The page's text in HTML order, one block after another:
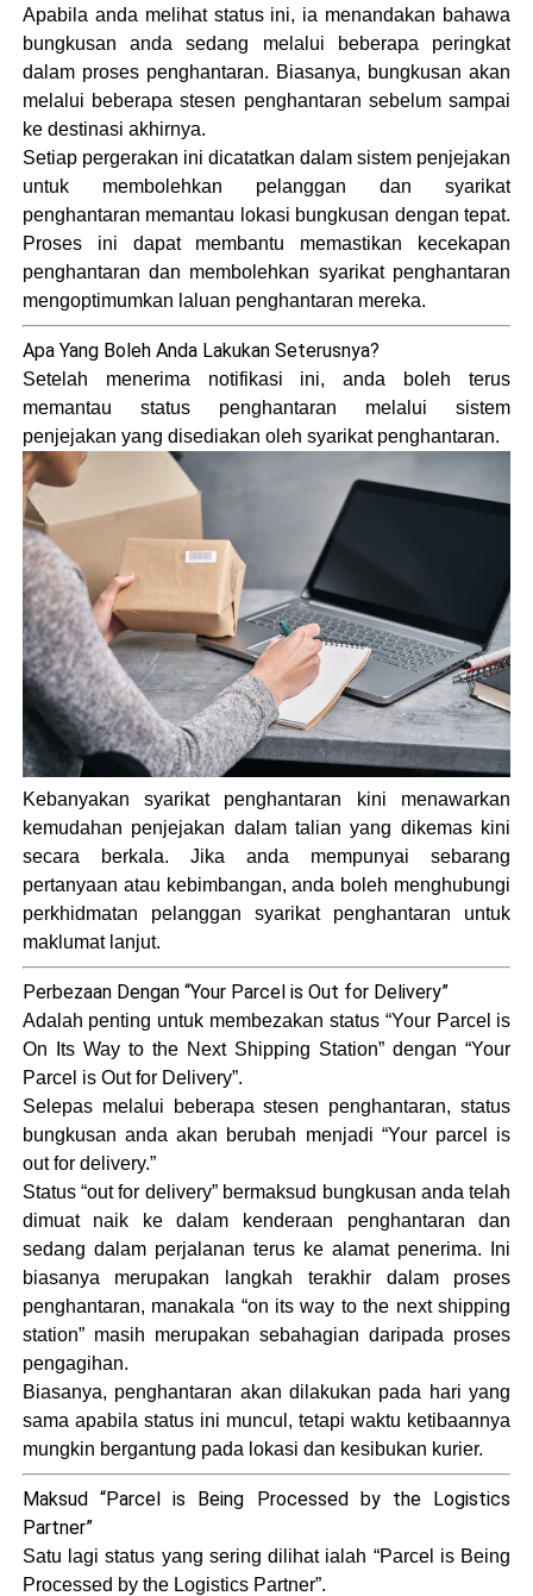
Apabila anda melihat status ini, ia menandakan bahawa
bungkusan anda sedang melalui beberapa peringkat
dalam proses penghantaran. Biasanya, bungkusan akan
melalui beberapa stesen penghantaran sebelum sampai
ke destinasi akhirnya.
Setiap pergerakan ini dicatatkan dalam sistem penjejakan
untuk membolehkan pelanggan dan syarikat
penghantaran memantau lokasi bungkusan dengan tepat.
Proses ini dapat membantu memastikan kecekapan
penghantaran dan membolehkan syarikat penghantaran
mengoptimumkan laluan penghantaran mereka.
Apa Yang Boleh Anda Lakukan Seterusnya?
Setelah menerima notifikasi ini, anda boleh terus
memantau status penghantaran melalui sistem
penjejakan yang disediakan oleh syarikat penghantaran.
Kebanyakan syarikat penghantaran kini menawarkan
kemudahan penjejakan dalam talian yang dikemas kini
secara berkala. Jika anda mempunyai sebarang
pertanyaan atau kebimbangan, anda boleh menghubungi
perkhidmatan pelanggan syarikat penghantaran untuk
maklumat lanjut.
Perbezaan Dengan “Your Parcel is Out for Delivery”
Adalah penting untuk membezakan status “Your Parcel is
On Its Way to the Next Shipping Station” dengan “Your
Parcel is Out for Delivery”.
Selepas melalui beberapa stesen penghantaran, status
bungkusan anda akan berubah menjadi “Your parcel is
out for delivery.”
Status “out for delivery” bermaksud bungkusan anda telah
dimuat naik ke dalam kenderaan penghantaran dan
sedang dalam perjalanan terus ke alamat penerima. Ini
biasanya merupakan langkah terakhir dalam proses
penghantaran, manakala “on its way to the next shipping
station” masih merupakan sebahagian daripada proses
pengagihan.
Biasanya, penghantaran akan dilakukan pada hari yang
sama apabila status ini muncul, tetapi waktu ketibaannya
mungkin bergantung pada lokasi dan kesibukan kurier.
Maksud “Parcel is Being Processed by the Logistics
Partner”
Satu lagi status yang sering dilihat ialah “Parcel is Being
Processed by the Logistics Partner”.